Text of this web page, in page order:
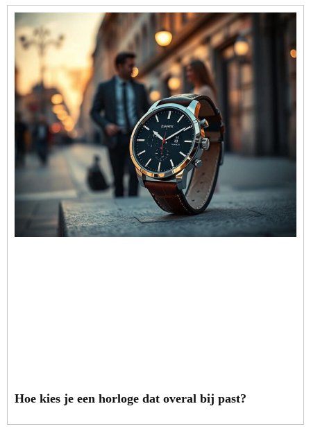
Hoe kies je een horloge dat overal bij past?